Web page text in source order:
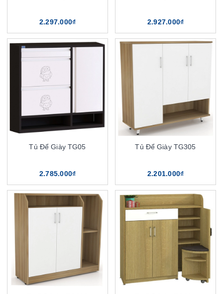
2.297.000₫ 2.927.000₫
Tủ Để Giày TG05
2.785.000₫
Tủ Để Giày TG305
2.201.000₫